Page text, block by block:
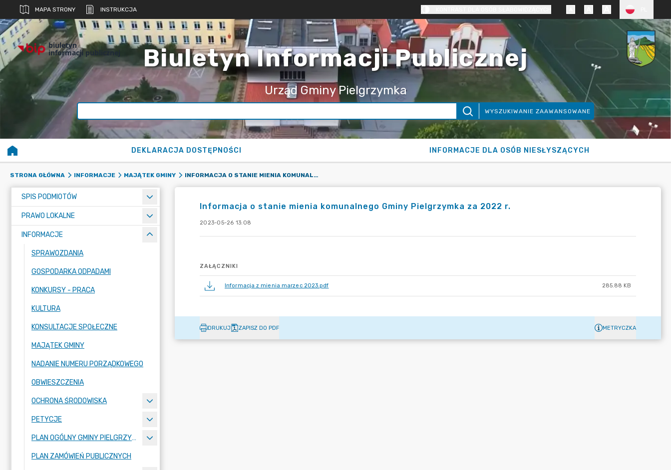
MAPA STRONY INSTRUKCJA
biuletyn
informacji publicznej Biuletyn Informacji Publicznej
Urząd Gminy Pielgrzymka
WYSZUKIWANIE ZAAWANSOWANE
DEKLARACJA DOSTĘPNOŚCI INFORMACJE DLA OSÓB NIESŁYSZĄCYCH
STRONA GŁÓWNA INFORMACJE MAJĄTEK GMINY INFORMACJA O STANIE MIENIA KOMUNALNEGO GMINY PIELGRZYMKA ZA 2022 R.
SPIS PODMIOTÓW
PRAWO LOKALNE
INFORMACJE
SPRAWOZDANIA
GOSPODARKA ODPADAMI
KONKURSY - PRACA
KULTURA
KONSULTACJE SPOŁECZNE
MAJĄTEK GMINY
NADANIE NUMERU PORZĄDKOWEGO
OBWIESZCZENIA
OCHRONA ŚRODOWISKA
PETYCJE
PLAN OGÓLNY GMINY PIELGRZYMKA
PLAN ZAMÓWIEŃ PUBLICZNYCH
Informacja o stanie mienia komunalnego Gminy Pielgrzymka za 2022 r.
2023-05-26 13:08
ZAŁĄCZNIKI
Informacja z mienia marzec 2023.pdf 285.88 KB
DRUKUJ ZAPISZ DO PDF METRYCZKA